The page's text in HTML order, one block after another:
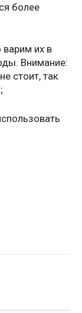
более
варим их в
Внимание:
стоит, так